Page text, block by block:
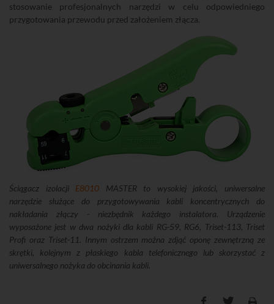
stosowanie profesjonalnych narzędzi w celu odpowiedniego
przygotowania przewodu przed założeniem złącza.
Ściągacz izolacji E8010 MASTER to wysokiej jakości, uniwersalne
narzędzie służące do przygotowywania kabli koncentrycznych do
nakładania złączy - niezbędnik każdego instalatora. Urządzenie
wyposażone jest w dwa nożyki dla kabli RG-59, RG6, Triset-113, Triset
Profi oraz Triset-11. Innym ostrzem można zdjąć oponę zewnętrzną ze
skrętki, kolejnym z płaskiego kabla telefonicznego lub skorzystać z
uniwersalnego nożyka do obcinania kabli.